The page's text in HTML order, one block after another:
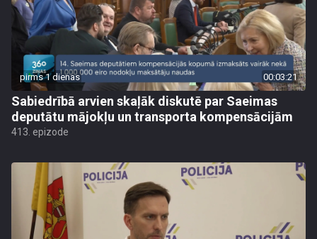
pirms 1 dienas 00:03:21
Sabiedrībā arvien skaļāk diskutē par Saeimas
deputātu mājokļu un transporta kompensācijām
413. epizode